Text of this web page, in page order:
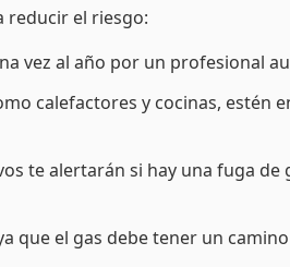
reducir el riesgo:
vez al año por un profesional
calefactores y cocinas, estén
te alertarán si hay una fuga de
que el gas debe tener un